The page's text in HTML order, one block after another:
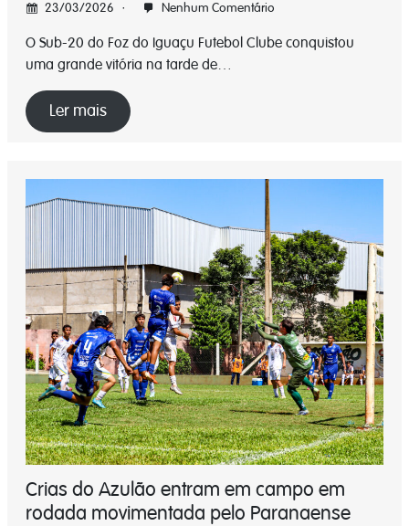
23/03/2026 Nenhum Comentário
O Sub-20 do Foz do Iguaçu Futebol Clube conquistou
uma grande vitória na tarde de…
Ler mais
Crias do Azulão entram em campo em
rodada movimentada pelo Paranaense